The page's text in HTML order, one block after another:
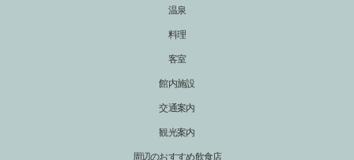
温泉
料理
客室
館内施設
交通案内
観光案内
周辺のおすすめ飲食店